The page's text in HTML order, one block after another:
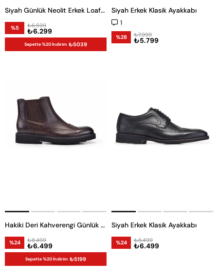
Siyah Günlük Neolit Erkek Loafer Ayakkabı
%5 ₺6.299
₺6.599
Sepette %20 İndirim ₺5039
Siyah Erkek Klasik Ayakkabı
1
%28 ₺5.799
₺7.999
Hakiki Deri Kahverengi Günlük Fermuarlı Erkek Bot
%24 ₺6.499
₺8.499
Sepette %20 İndirim ₺5199
Siyah Erkek Klasik Ayakkabı
%24 ₺6.499
₺8.499